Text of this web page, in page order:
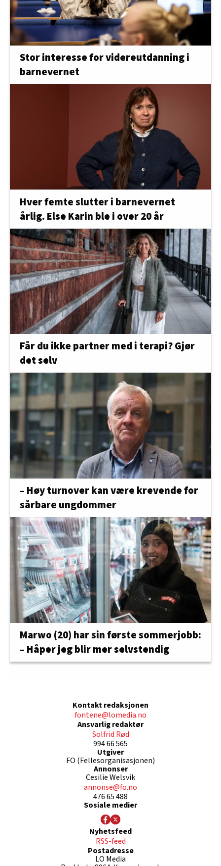
Stor interesse for videreutdanning i
barnevernet
Hver femte slutter i barnevernet
årlig. Else Karin ble i over 20 år
Får du ikke partner med i terapi? Gjør
det selv
– Høy turnover kan være krevende for
sårbare ungdommer
Marwo (20) har sin første sommerjobb:
– Håper jeg blir mer selvstendig
Kontakt redaksjonen
fontene@lomedia.no
Ansvarlig redaktør
Solfrid Rød
994 66 565
Utgiver
FO (Fellesorganisasjonen)
Annonser
Cesilie Welsvik
annonse@fo.no
476 65 488
Sosiale medier
Nyhetsfeed
RSS-feed
Postadresse
LO Media